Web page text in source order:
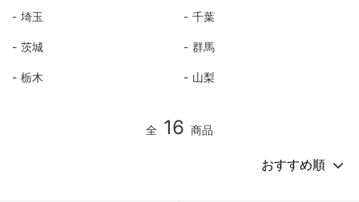
埼玉 千葉
茨城 群馬
栃木 山梨
全 16 商品